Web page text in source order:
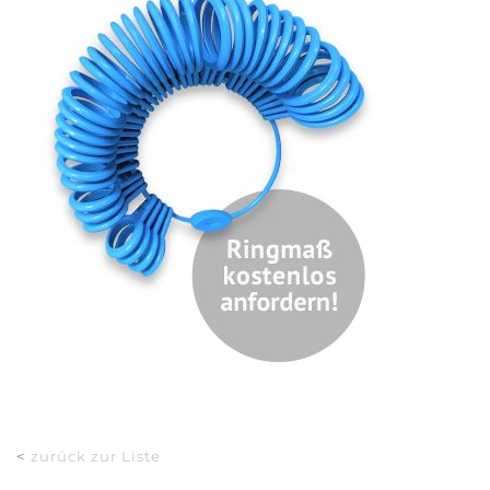
< zurück zur Liste